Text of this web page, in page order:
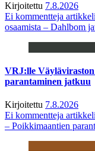
Kirjoitettu 7.8.2026
Ei kommentteja
osaamista – Dahlbom
VRJ:lle
parantaminen jatkuu
Kirjoitettu 7.8.2026
Ei kommentteja
– Poikkimaantien